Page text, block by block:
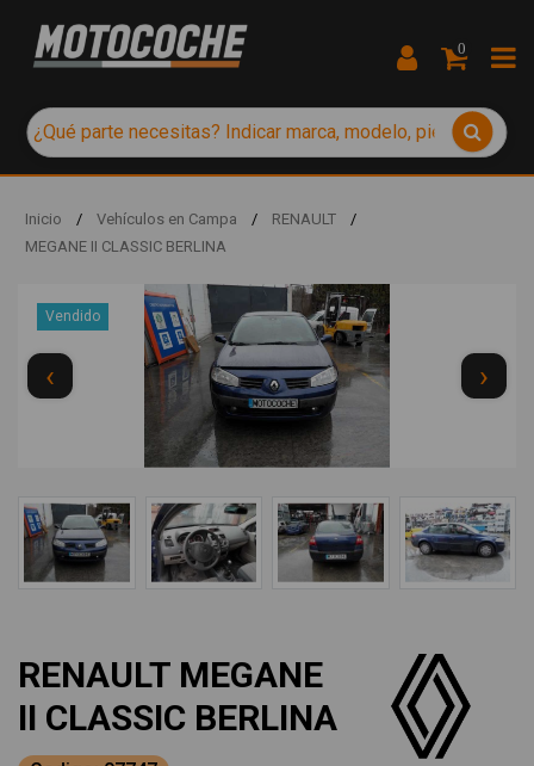
0
Inicio / Vehículos en Campa / RENAULT
/
MEGANE II CLASSIC BERLINA
Vendido
‹ ›
RENAULT MEGANE
II CLASSIC BERLINA